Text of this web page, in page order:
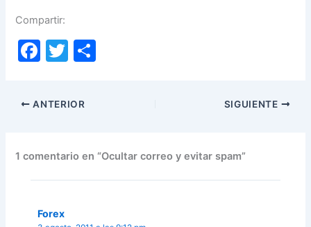
Compartir:
F
c
o
o
k
T
itt
tir
ANTERIOR SIGUIENTE
1 comentario en “Ocultar correo y evitar spam”
Forex